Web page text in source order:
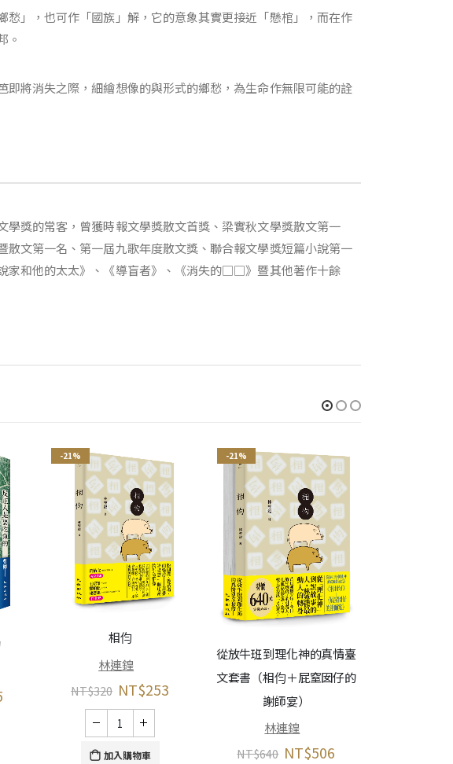
」，也可作「國族」解，它的意象其實更接近「懸棺」，而在作
。
將消失之際，細繪想像的與形式的鄉愁，為生命作無限可能的詮
獎的常客，曾獲時報文學獎散文首獎、梁實秋文學獎散文第一
文第一名、第一屆九歌年度散文獎、聯合報文學獎短篇小說第一
家和他的太太》、《導盲者》、《消失的□□》暨其他著作十餘
-21%
相伨
林連鍠
NT$320 NT$253
加入購物車
-21%
從放牛班到理化神的真情臺
文套書（相伨＋屁窒囡仔的
謝師宴）
林連鍠
NT$640 NT$506